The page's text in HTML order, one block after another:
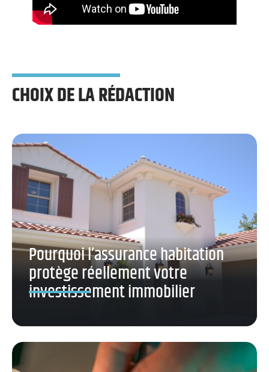
CHOIX DE LA RÉDACTION
Pourquoi l’assurance habitation
protège réellement votre
investissement immobilier